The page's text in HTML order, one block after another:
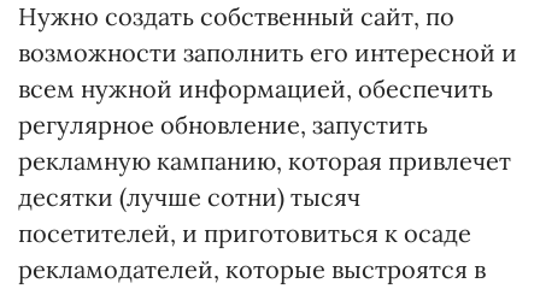
Нужно создать собственный сайт, по
возможности заполнить его интересной и
всем нужной информацией, обеспечить
регулярное обновление, запустить
рекламную кампанию, которая привлечет
десятки (лучше сотни) тысяч
посетителей, и приготовиться к осаде
рекламодателей, которые выстроятся в